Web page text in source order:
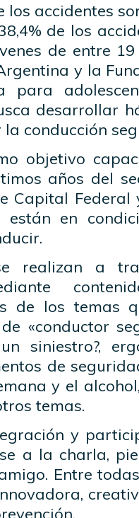
los accidentes
de los
de entre
y la
para
desarrollar
conducción
objetivo
años del
Capital Federal
en
realizan a
de los temas
«conductor
siniestro?,
de
y el
temas.
y
a la charla,
Entre